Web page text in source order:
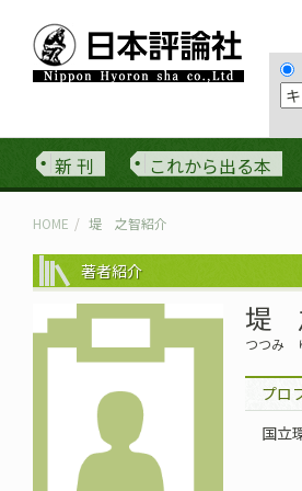
新 刊 これから出る本
HOME 堤 之智紹介
著者紹介
堤
つつみ
プロ
国立